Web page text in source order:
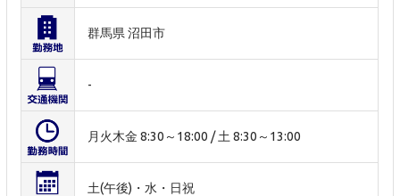
群馬県 沼田市
-
月火木金 8:30～18:00 / 土 8:30～13:00
土(午後)・水・日祝